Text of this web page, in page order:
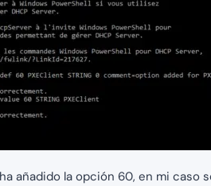
añadido la opción 60, en mi